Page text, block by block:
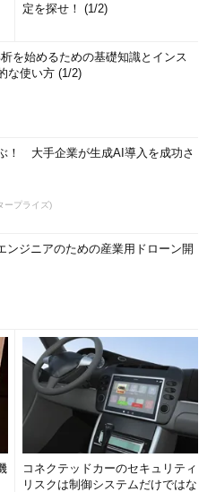
定を探せ！ (1/2)
を始めるための基礎知識とインス
な使い方 (1/2)
！ 大手企業が生成AI導入を成功さ
ープライズ)
ンジニアのための産業用ドローン開
コネクテッドカーのセキュリティ
リスクは制御システムだけではな